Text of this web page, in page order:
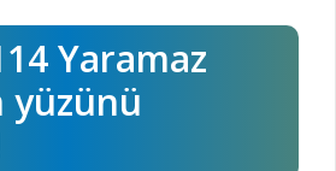
Yaramaz
yüzünü